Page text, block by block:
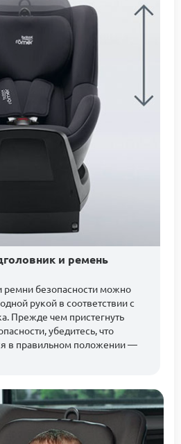
и ремень
ремни безопасности можно
рукой в ​​соответствии с
Прежде чем пристегнуть
убедитесь, что
в правильном положении —